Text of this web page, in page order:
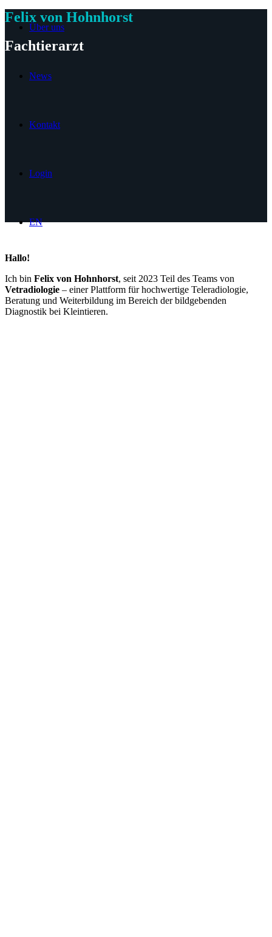
Über uns
News
Kontakt
Login
EN
Felix von Hohnhorst
Fachtierarzt
Hallo!
Ich bin Felix von Hohnhorst, seit 2023 Teil des Teams von
Vetradiologie – einer Plattform für hochwertige Teleradiologie,
Beratung und Weiterbildung im Bereich der bildgebenden
Diagnostik bei Kleintieren.